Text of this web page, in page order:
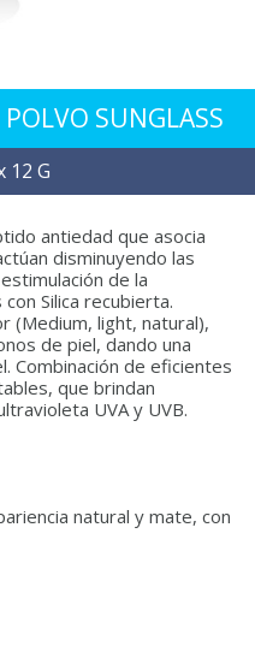
SUNGLASS
12 G
antiedad que asocia
disminuyendo las
de la
Silica recubierta.
(Medium, light, natural),
de piel, dando una
Combinación de eficientes
que brindan
UVA y UVB.
natural y mate, con